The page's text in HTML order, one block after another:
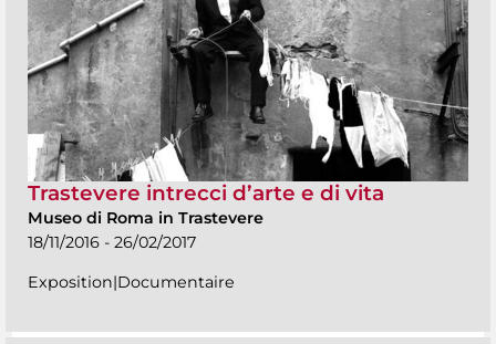
Trastevere intrecci d’arte e di vita
Museo di Roma in Trastevere
18/11/2016 - 26/02/2017
Exposition|Documentaire